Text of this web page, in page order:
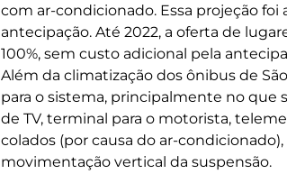
com ar-condicionado. Essa projeção foi
antecipação. Até 2022, a oferta de
100%, sem custo adicional pela
Além da climatização dos ônibus de
para o sistema, principalmente no que
de TV, terminal para o motorista,
colados (por causa do ar-
movimentação vertical da suspensão.